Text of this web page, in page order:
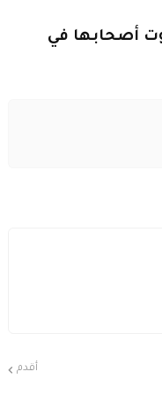
أصحابها في
أقدم